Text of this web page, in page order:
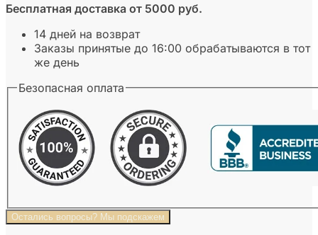
Бесплатная доставка от 5000 руб.
14 дней на возврат
Заказы принятые до 16:00 обрабатываются в тот
же день
Безопасная оплата
Остались вопросы? Мы подскажем